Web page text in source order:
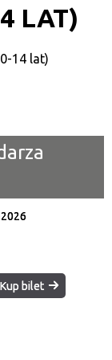
LAT)
Kup bilet